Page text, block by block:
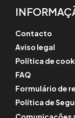
Contacto
Aviso legal
Política de
FAQ
Formulário de
Política de